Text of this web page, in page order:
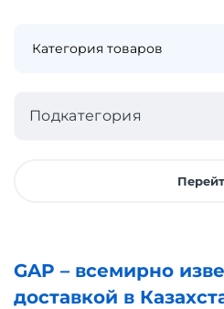
Подкатегория
GAP – всемирно
доставкой в